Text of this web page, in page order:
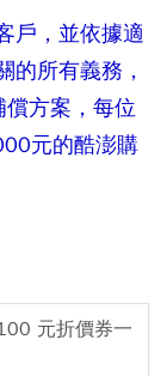
戶，並依據適
的所有義務，
方案，每位
元的酷澎購
元折價券一